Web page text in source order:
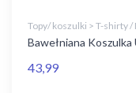
Topy/ koszulki > T-shirty /
Bawełniana
43,99